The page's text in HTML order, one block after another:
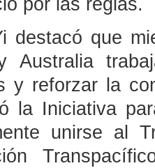
por las reglas.
destacó que
Australia
y reforzar la
la Iniciativa
unirse al